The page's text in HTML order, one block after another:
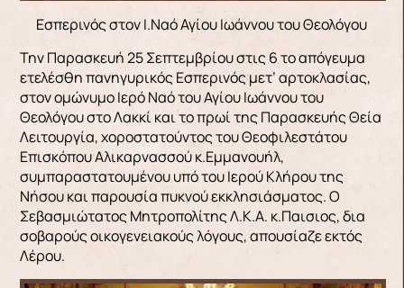
Εσπερινός στον Ι.Ναό Αγίου Ιωάννου του Θεολόγου
Την Παρασκευή 25 Σεπτεμβρίου στις 6 το απόγευμα
ετελέσθη πανηγυρικός Εσπερινός μετ’ αρτοκλασίας,
στον ομώνυμο Ιερό Ναό του Αγίου Ιωάννου του
Θεολόγου στο Λακκί και το πρωί της Παρασκευής Θεία
Λειτουργία, χοροστατούντος του Θεοφιλεστάτου
Επισκόπου Αλικαρνασσού κ.Εμμανουήλ,
συμπαραστατουμένου υπό του Ιερού Κλήρου της
Νήσου και παρουσία πυκνού εκκλησιάσματος. Ο
Σεβασμιώτατος Μητροπολίτης Λ.Κ.Α. κ.Παισιος, δια
σοβαρούς οικογενειακούς λόγους, απουσίαζε εκτός
Λέρου.